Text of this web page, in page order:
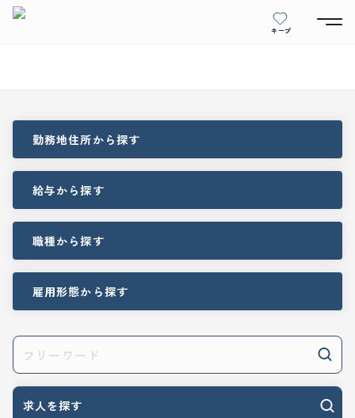
キープ
勤務地住所から探す
給与から探す
職種から探す
雇用形態から探す
求人を探す